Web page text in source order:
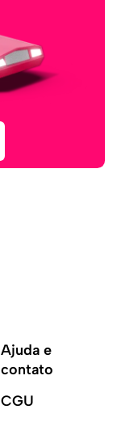
Ajuda e
contato
CGU